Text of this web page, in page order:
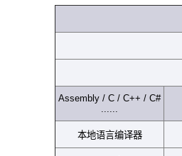
Assembly / C / C++ / C#
......
本地语言编译器